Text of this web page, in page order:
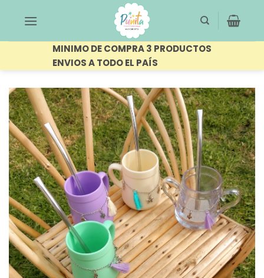
MINIMO DE COMPRA 3 PRODUCTOS
ENVIOS A TODO EL PAÍS